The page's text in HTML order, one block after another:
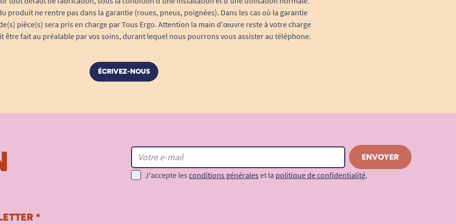
produit ne rentre pas dans la garantie (roues, pneus, poignées). Dans les cas où la garantie
pièce(s) sera pris en charge par Tous Ergo. Attention la main d'œuvre reste à votre charge
être fait au préalable par vos soins, durant lequel nous pourrons vous assister au téléphone.
ÉCRIVEZ-NOUS
*
J'accepte les conditions générales et la politique de confidentialité.